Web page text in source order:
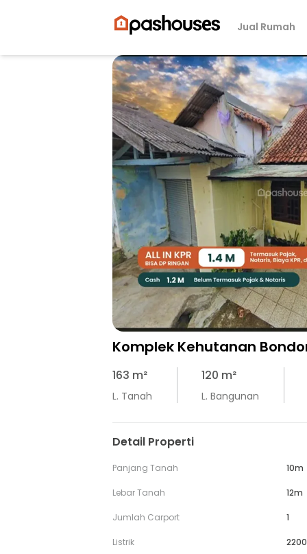
Jual Rumah
Komplek Kehutanan
163 m²
L. Tanah
120 m²
L. Bangunan
Detail Properti
Panjang Tanah 10m
Lebar Tanah 12m
Jumlah Carport 1
Listrik